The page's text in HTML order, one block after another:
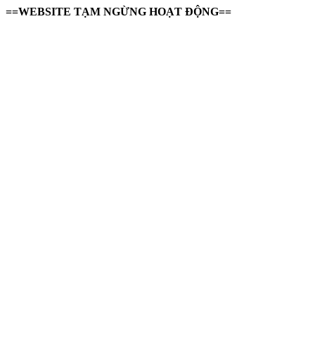
==WEBSITE TẠM NGỪNG HOẠT ĐỘNG==